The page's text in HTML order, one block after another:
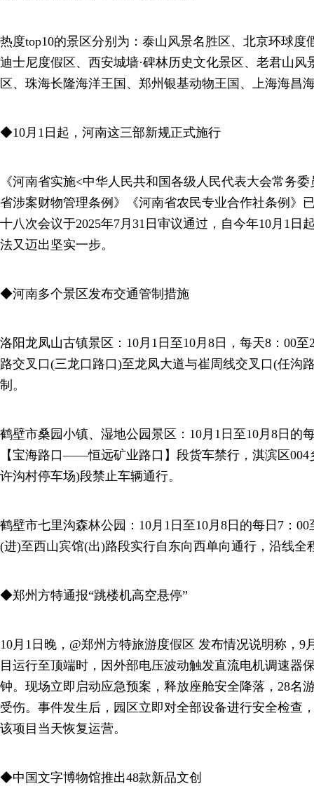
热度top10的景区分别为：泰山风景名胜区、北京环球度
迪士尼度假区、西安城墙·碑林历史文化景区、老君山风
区、珠海长隆海洋王国、郑州银基动物王国、上海海昌
◆10月1日起，河南这三部新规正式施行
《河南省实施<中华人民共和国各级人民代表大会常务
省涉案财物管理条例》《河南省农民专业合作社条例》
十八次会议于2025年7月31日审议通过，自今年10月1日
法又迈出坚实一步。
◆河南多个景区发布交通管制措施
洛阳龙凤山古镇景区：10月1日至10月8日，每天8：00
路交叉口(三龙口路口)至龙凤大道与崔周线交叉口(任沟
制。
鹤壁市桑园小镇、湿地公园景区：10月1日至10月8日的
【宝海路口——恒远矿业路口】段货车禁行，淇滨区
许沟村停车场)段禁止车辆通行。
鹤壁市七里沟森林公园：10月1日至10月8日的每日7：
(进)至西山宾馆(出)路段实行自东向西单向通行，沿线全
◆郑州方特通报“跳楼机高空悬停”
10月1日晚，@郑州方特旅游度假区 发布情况说明称，9
目运行至顶端时，因外部电压波动触发直流电机调速器
钟。现场立即启动应急预案，释放座舱安全降落，28名
受伤。事件发生后，园区立即对全部设备进行安全检查
该项目当天恢复运营。
◆中国文字博物馆推出48款新品文创